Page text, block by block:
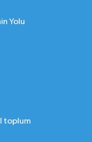
Yolu
toplum